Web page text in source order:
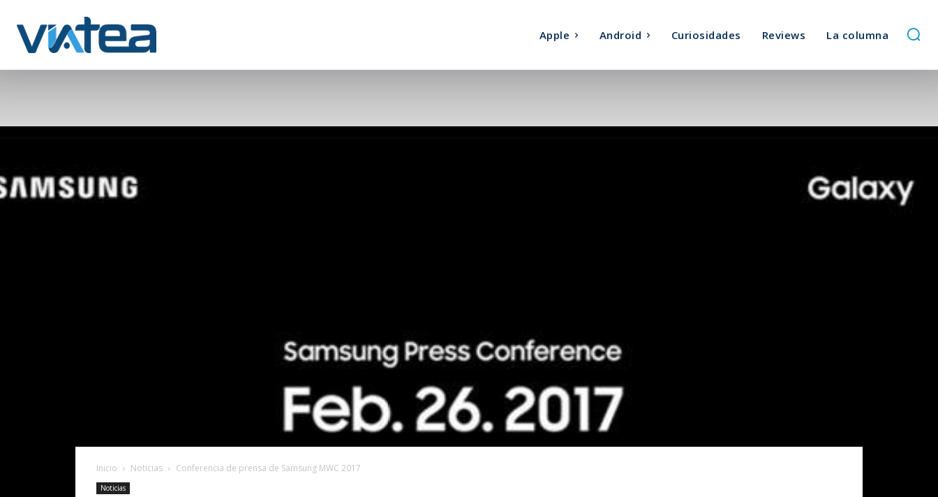
Apple Android Curiosidades Reviews La columna
Inicio Noticias Conferencia de prensa de Samsung MWC 2017
Noticias